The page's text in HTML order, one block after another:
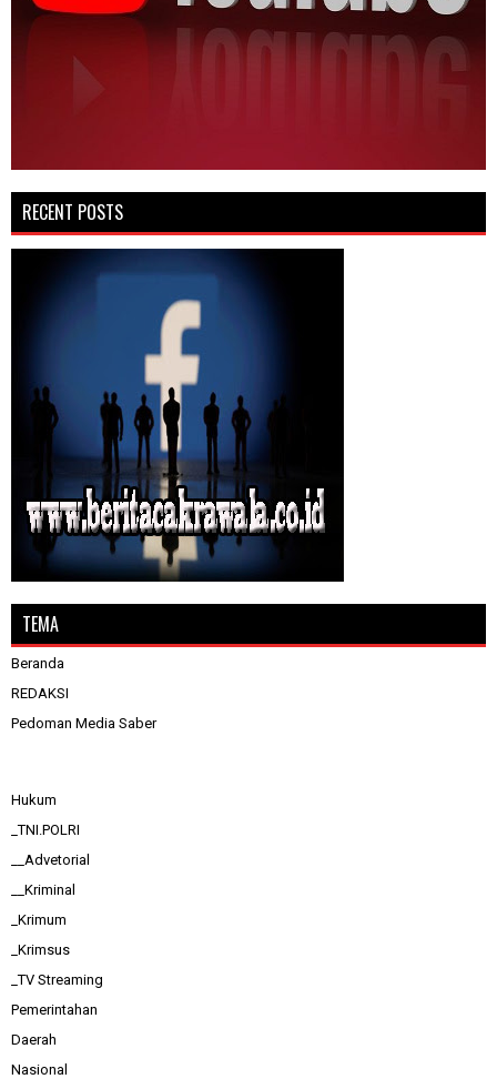
RECENT POSTS
TEMA
Beranda
REDAKSI
Pedoman Media Saber
Hukum
_TNI.POLRI
__Advetorial
__Kriminal
_Krimum
_Krimsus
_TV Streaming
Pemerintahan
Daerah
Nasional